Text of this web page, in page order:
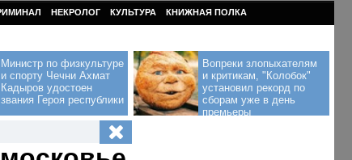
НЕКРОЛОГ КУЛЬТУРА КНИЖНАЯ ПОЛКА
Министр по физкультуре
и спорту Чечни Ахмат
Кадыров удостоен
звания Героя республики
Вопреки злопыхателям
и критикам, "Колобок"
установил рекорд по
сборам уже в день
премьеры